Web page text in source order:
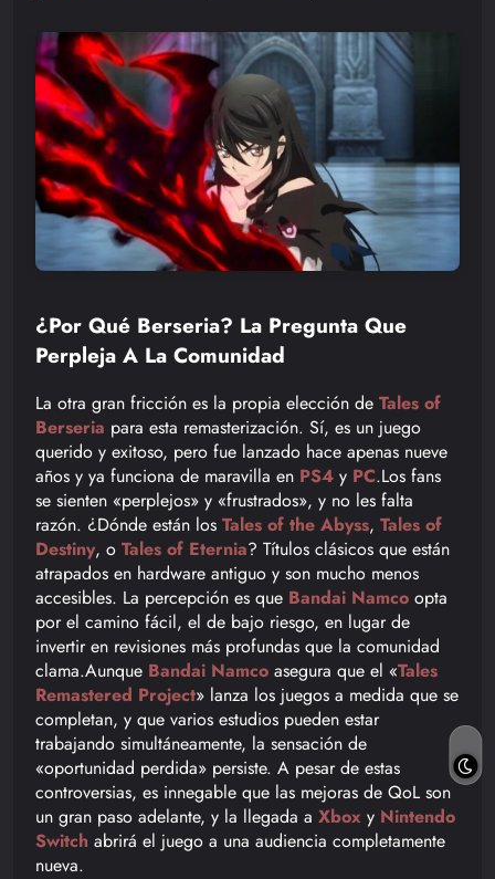
¿Por Qué Berseria? La Pregunta Que
Perpleja A La Comunidad
La otra gran fricción es la propia elección de Tales of
Berseria para esta remasterización. Sí, es un juego
querido y exitoso, pero fue lanzado hace apenas nueve
años y ya funciona de maravilla en PS4 y PC.Los fans
se sienten «perplejos» y «frustrados», y no les falta
razón. ¿Dónde están los Tales of the Abyss, Tales of
Destiny, o Tales of Eternia? Títulos clásicos que están
atrapados en hardware antiguo y son mucho menos
accesibles. La percepción es que Bandai Namco opta
por el camino fácil, el de bajo riesgo, en lugar de
invertir en revisiones más profundas que la comunidad
clama.Aunque Bandai Namco asegura que el «Tales
Remastered Project» lanza los juegos a medida que se
completan, y que varios estudios pueden estar
trabajando simultáneamente, la sensación de
«oportunidad perdida» persiste. A pesar de estas
controversias, es innegable que las mejoras de QoL son
un gran paso adelante, y la llegada a Xbox y Nintendo
Switch abrirá el juego a una audiencia completamente
nueva.